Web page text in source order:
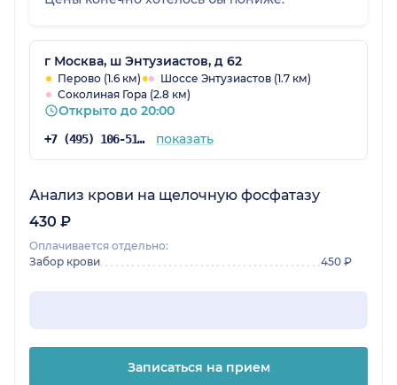
г Москва, ш Энтузиастов, д 62
Перово (1.6 км)
Шоссе Энтузиастов (1.7 км)
Соколиная Гора (2.8 км)
Открыто до 20:00
+7 (495) 106-51-98 показать
Анализ крови на щелочную фосфатазу
430 ₽
Оплачивается отдельно:
Забор крови
450 ₽
Записаться на прием